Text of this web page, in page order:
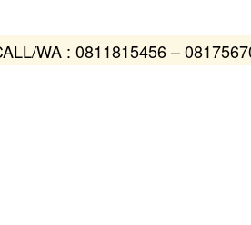
WA : 0811815456 –